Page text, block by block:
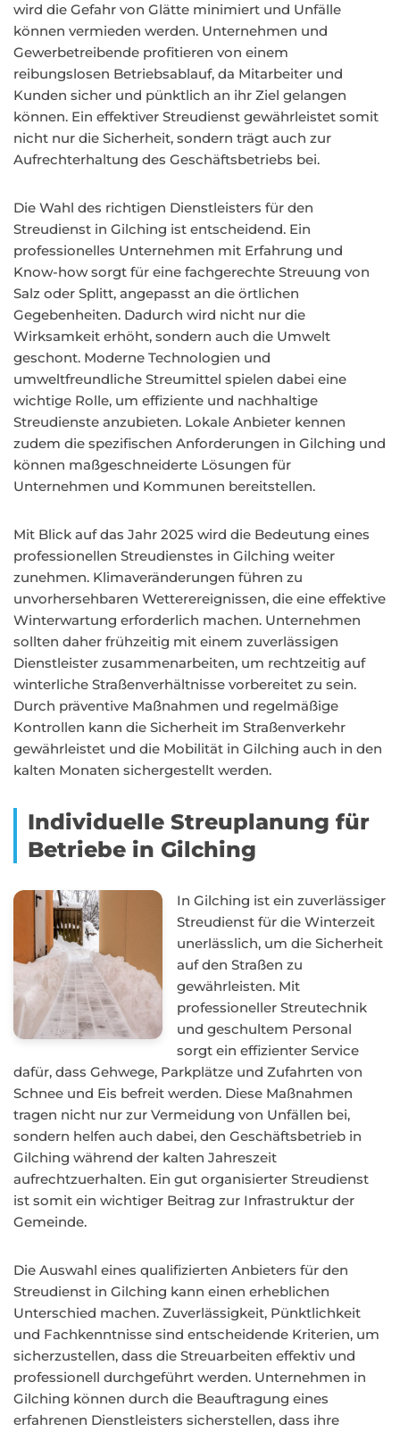
wird die Gefahr von Glätte minimiert und Unfälle
können vermieden werden. Unternehmen und
Gewerbetreibende profitieren von einem
reibungslosen Betriebsablauf, da Mitarbeiter und
Kunden sicher und pünktlich an ihr Ziel gelangen
können. Ein effektiver Streudienst gewährleistet somit
nicht nur die Sicherheit, sondern trägt auch zur
Aufrechterhaltung des Geschäftsbetriebs bei.
Die Wahl des richtigen Dienstleisters für den
Streudienst in Gilching ist entscheidend. Ein
professionelles Unternehmen mit Erfahrung und
Know-how sorgt für eine fachgerechte Streuung von
Salz oder Splitt, angepasst an die örtlichen
Gegebenheiten. Dadurch wird nicht nur die
Wirksamkeit erhöht, sondern auch die Umwelt
geschont. Moderne Technologien und
umweltfreundliche Streumittel spielen dabei eine
wichtige Rolle, um effiziente und nachhaltige
Streudienste anzubieten. Lokale Anbieter kennen
zudem die spezifischen Anforderungen in Gilching und
können maßgeschneiderte Lösungen für
Unternehmen und Kommunen bereitstellen.
Mit Blick auf das Jahr 2025 wird die Bedeutung eines
professionellen Streudienstes in Gilching weiter
zunehmen. Klimaveränderungen führen zu
unvorhersehbaren Wetterereignissen, die eine effektive
Winterwartung erforderlich machen. Unternehmen
sollten daher frühzeitig mit einem zuverlässigen
Dienstleister zusammenarbeiten, um rechtzeitig auf
winterliche Straßenverhältnisse vorbereitet zu sein.
Durch präventive Maßnahmen und regelmäßige
Kontrollen kann die Sicherheit im Straßenverkehr
gewährleistet und die Mobilität in Gilching auch in den
kalten Monaten sichergestellt werden.
Individuelle Streuplanung für
Betriebe in Gilching
In Gilching ist ein zuverlässiger
Streudienst für die Winterzeit
unerlässlich, um die Sicherheit
auf den Straßen zu
gewährleisten. Mit
professioneller Streutechnik
und geschultem Personal
sorgt ein effizienter Service
dafür, dass Gehwege, Parkplätze und Zufahrten von
Schnee und Eis befreit werden. Diese Maßnahmen
tragen nicht nur zur Vermeidung von Unfällen bei,
sondern helfen auch dabei, den Geschäftsbetrieb in
Gilching während der kalten Jahreszeit
aufrechtzuerhalten. Ein gut organisierter Streudienst
ist somit ein wichtiger Beitrag zur Infrastruktur der
Gemeinde.
Die Auswahl eines qualifizierten Anbieters für den
Streudienst in Gilching kann einen erheblichen
Unterschied machen. Zuverlässigkeit, Pünktlichkeit
und Fachkenntnisse sind entscheidende Kriterien, um
sicherzustellen, dass die Streuarbeiten effektiv und
professionell durchgeführt werden. Unternehmen in
Gilching können durch die Beauftragung eines
erfahrenen Dienstleisters sicherstellen, dass ihre